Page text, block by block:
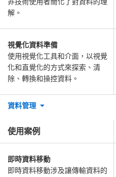
非技術使用者簡化了對資料的理
解。
視覺化資料準備
使用視覺化工具和介面，以視覺
化和直覺化的方式來探索、清
除、轉換和操控資料。
資料管理
使用案例
即時資料移動
即時資料移動涉及讓傳輸資料的